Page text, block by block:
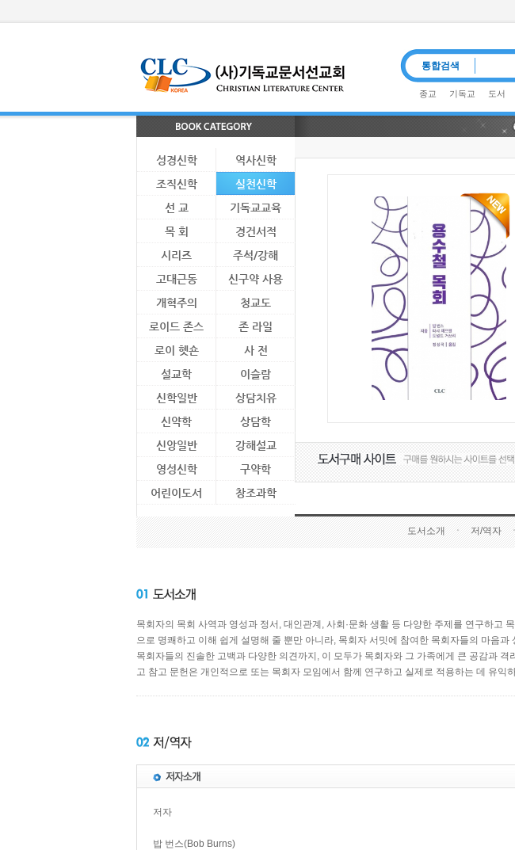
통합검색
종교 기독교 도서
성경신학
역사신학
조직신학
실천신학
선 교
기독교교육
목 회
경건서적
시리즈
주석/강해
고대근동
신구약 사용
개혁주의
청교도
로이드 존스
존 라일
로이 헷숀
사 전
설교학
이슬람
신학일반
상담치유
신약학
상담학
신앙일반
강해설교
영성신학
구약학
어린이도서
창조과학
도서소개 ㆍ 저/역자 ㆍ
목회자의 목회 사역과 영성과 정서, 대인관계, 사회·문화 생활 등 다양한 주제를 연구하고
으로 명쾌하고 이해 쉽게 설명해 줄 뿐만 아니라, 목회자 서밋에 참여한 목회자들의 마음
목회자들의 진솔한 고백과 다양한 의견까지, 이 모두가 목회자와 그 가족에게 큰 공감과
고 참고 문헌은 개인적으로 또는 목회자 모임에서 함께 연구하고 실제로 적용하는 데 유익
저자
밥 번스(Bob Burns)